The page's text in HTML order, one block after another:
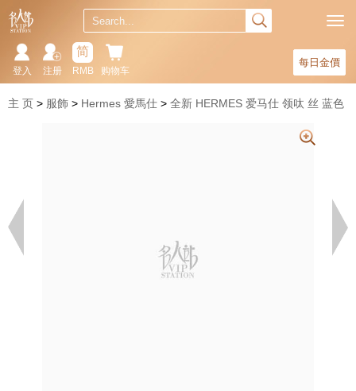
每日金價
购物车
简
RMB
注册
登入
主 页 服飾 Hermes 愛馬仕 全新 HERMES 爱马仕 领呔 丝 蓝色